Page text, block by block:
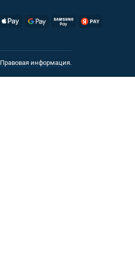
Правовая информация.